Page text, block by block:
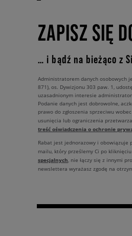
ZAPISZ SIĘ
… i bądź na bieżąco z
Administratorem danych osobowych
871), os. Dywizjonu 303 paw. 1,
uzasadnionym interesie
Podanie danych jest dobrowolne,
prawo do zgłoszenia sprzeciwu
usunięcia lub ograniczenia
treść oświadczenia o ochronie
Rabat jest jednorazowy i obowiązuje
mailu, który prześlemy Ci po
specjalnych, nie łączy się z innymi
newslettera wyrażasz zgodę na